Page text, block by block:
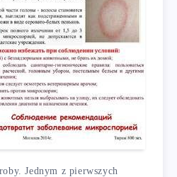
Jednym z pierwszych